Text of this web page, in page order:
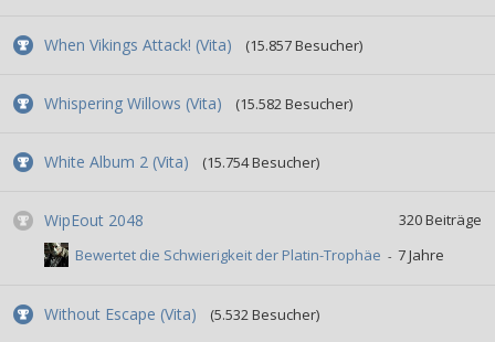
When Vikings Attack! (Vita) (15.857 Besucher)
Whispering Willows (Vita) (15.582 Besucher)
White Album 2 (Vita) (15.754 Besucher)
WipEout 2048 320Beiträge
Bewertet die Schwierigkeit der Platin-Trophäe
Without Escape (Vita) (5.532 Besucher)